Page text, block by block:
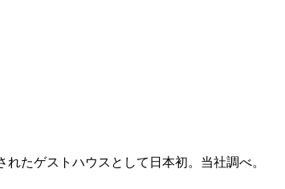
たゲストハウスとして日本初。当社調べ。